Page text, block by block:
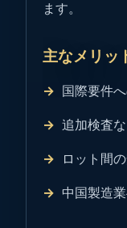
ます。
主なメリッ
国際要件
追加検査
ロット間
中国製造